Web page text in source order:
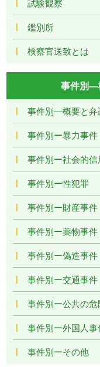
試験観察
鑑別所
検察官送致とは
事件別―
事件別―概要と弁
事件別ー暴力事件
事件別ー社会的
事件別ー性犯罪
事件別ー財産事件
事件別ー薬物事件
事件別ー偽造事件
事件別ー交通事件
事件別ー公共の
事件別ー外国人事
事件別ーその他